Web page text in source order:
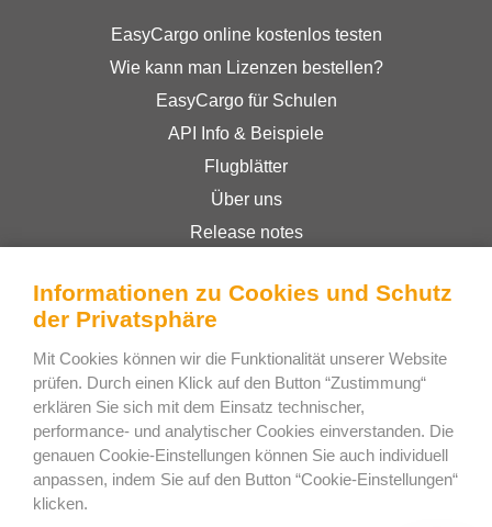
EasyCargo online kostenlos testen
Wie kann man Lizenzen bestellen?
EasyCargo für Schulen
API Info & Beispiele
Flugblätter
Über uns
Release notes
Geschäftsbedingungen
Privacy Policy
Bee Interactive s.r.o.
U Pekarky 484/1a
180 00 Prague 8 – Liben
Informationen zu Cookies und Schutz
der Privatsphäre
Mit Cookies können wir die Funktionalität unserer Website
prüfen. Durch einen Klick auf den Button “Zustimmung“
erklären Sie sich mit dem Einsatz technischer,
performance- und analytischer Cookies einverstanden. Die
genauen Cookie-Einstellungen können Sie auch individuell
anpassen, indem Sie auf den Button “Cookie-Einstellungen“
klicken.